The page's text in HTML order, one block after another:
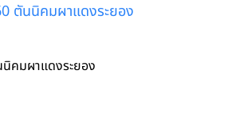
ตันนิคมผาแดงระยอง
นิคมผาแดงระยอง